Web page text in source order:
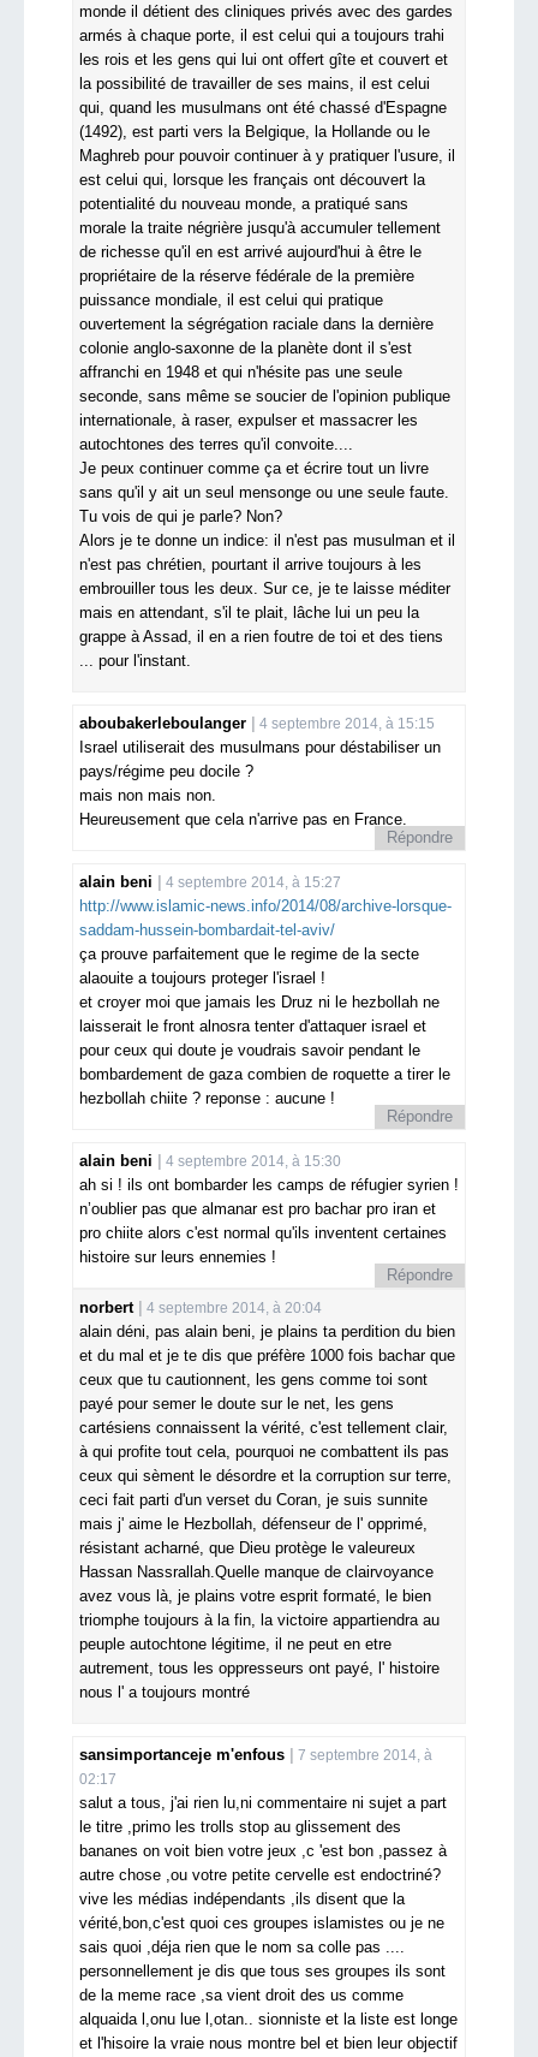
monde il détient des cliniques privés avec des gardes
armés à chaque porte, il est celui qui a toujours trahi
les rois et les gens qui lui ont offert gîte et couvert et
la possibilité de travailler de ses mains, il est celui
qui, quand les musulmans ont été chassé d'Espagne
(1492), est parti vers la Belgique, la Hollande ou le
Maghreb pour pouvoir continuer à y pratiquer l'usure, il
est celui qui, lorsque les français ont découvert la
potentialité du nouveau monde, a pratiqué sans
morale la traite négrière jusqu'à accumuler tellement
de richesse qu'il en est arrivé aujourd'hui à être le
propriétaire de la réserve fédérale de la première
puissance mondiale, il est celui qui pratique
ouvertement la ségrégation raciale dans la dernière
colonie anglo-saxonne de la planète dont il s'est
affranchi en 1948 et qui n'hésite pas une seule
seconde, sans même se soucier de l'opinion publique
internationale, à raser, expulser et massacrer les
autochtones des terres qu'il convoite....
Je peux continuer comme ça et écrire tout un livre
sans qu'il y ait un seul mensonge ou une seule faute.
Tu vois de qui je parle? Non?
Alors je te donne un indice: il n'est pas musulman et il
n'est pas chrétien, pourtant il arrive toujours à les
embrouiller tous les deux. Sur ce, je te laisse méditer
mais en attendant, s'il te plait, lâche lui un peu la
grappe à Assad, il en a rien foutre de toi et des tiens
... pour l'instant.
aboubakerleboulanger 4 septembre 2014, à 15:15
Israel utiliserait des musulmans pour déstabiliser un
pays/régime peu docile ?
mais non mais non.
Heureusement que cela n'arrive pas en France.
Répondre
alain beni 4 septembre 2014, à 15:27
http://www.islamic-news.info/2014/08/archive-lorsque-
saddam-hussein-bombardait-tel-aviv/
ça prouve parfaitement que le regime de la secte
alaouite a toujours proteger l'israel !
et croyer moi que jamais les Druz ni le hezbollah ne
laisserait le front alnosra tenter d'attaquer israel et
pour ceux qui doute je voudrais savoir pendant le
bombardement de gaza combien de roquette a tirer le
hezbollah chiite ? reponse : aucune !
Répondre
alain beni 4 septembre 2014, à 15:30
ah si ! ils ont bombarder les camps de réfugier syrien !
n’oublier pas que almanar est pro bachar pro iran et
pro chiite alors c'est normal qu'ils inventent certaines
histoire sur leurs ennemies !
Répondre
norbert
4 septembre 2014, à 20:04
alain déni, pas alain beni, je plains ta perdition du bien
et du mal et je te dis que préfère 1000 fois bachar que
ceux que tu cautionnent, les gens comme toi sont
payé pour semer le doute sur le net, les gens
cartésiens connaissent la vérité, c'est tellement clair,
à qui profite tout cela, pourquoi ne combattent ils pas
ceux qui sèment le désordre et la corruption sur terre,
ceci fait parti d'un verset du Coran, je suis sunnite
mais j' aime le Hezbollah, défenseur de l' opprimé,
résistant acharné, que Dieu protège le valeureux
Hassan Nassrallah.Quelle manque de clairvoyance
avez vous là, je plains votre esprit formaté, le bien
triomphe toujours à la fin, la victoire appartiendra au
peuple autochtone légitime, il ne peut en etre
autrement, tous les oppresseurs ont payé, l' histoire
nous l' a toujours montré
sansimportanceje m'enfous
7 septembre 2014, à
02:17
salut a tous, j'ai rien lu,ni commentaire ni sujet a part
le titre ,primo les trolls stop au glissement des
bananes on voit bien votre jeux ,c 'est bon ,passez à
autre chose ,ou votre petite cervelle est endoctriné?
vive les médias indépendants ,ils disent que la
vérité,bon,c'est quoi ces groupes islamistes ou je ne
sais quoi ,déja rien que le nom sa colle pas ....
personnellement je dis que tous ses groupes ils sont
de la meme race ,sa vient droit des us comme
alquaida l,onu lue l,otan.. sionniste et la liste est longe
et l'hisoire la vraie nous montre bel et bien leur objectif